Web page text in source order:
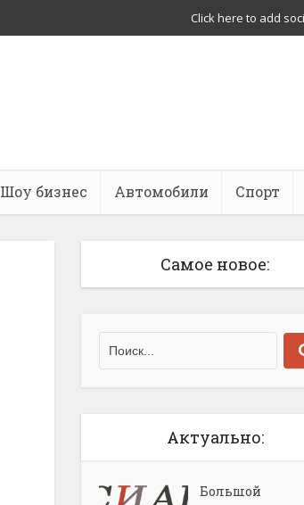
Click here to add
Шоу бизнес Автомобили Спорт
Самое новое:
Актуально:
Большой